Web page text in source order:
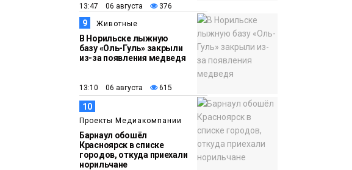
13:47 06 августа 376
9 Животные
В Норильске лыжную
базу «Оль-Гуль» закрыли
из-за появления медведя
13:10 06 августа 615
10
Проекты Медиакомпании
Барнаул обошёл
Красноярск в списке
городов, откуда приехали
норильчане